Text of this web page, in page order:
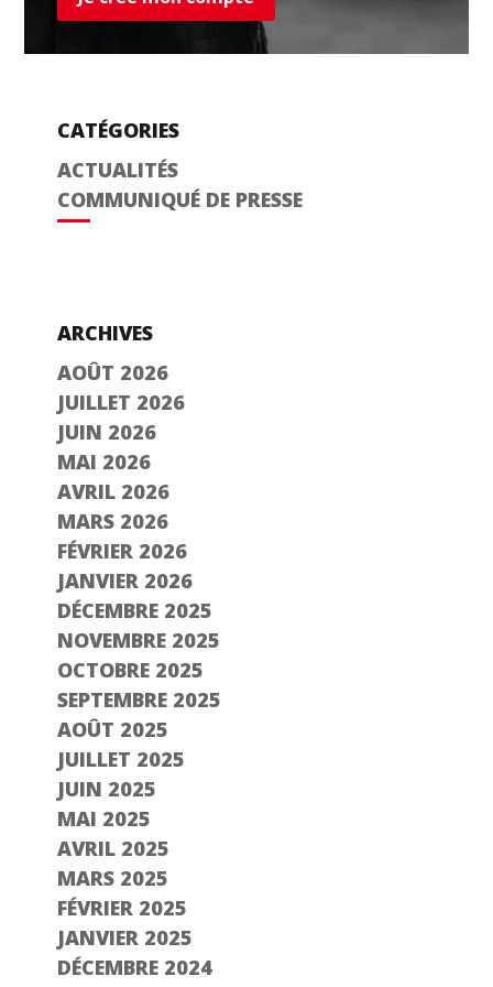
CATÉGORIES
ACTUALITÉS
COMMUNIQUÉ DE PRESSE
ARCHIVES
AOÛT 2026
JUILLET 2026
JUIN 2026
MAI 2026
AVRIL 2026
MARS 2026
FÉVRIER 2026
JANVIER 2026
DÉCEMBRE 2025
NOVEMBRE 2025
OCTOBRE 2025
SEPTEMBRE 2025
AOÛT 2025
JUILLET 2025
JUIN 2025
MAI 2025
AVRIL 2025
MARS 2025
FÉVRIER 2025
JANVIER 2025
DÉCEMBRE 2024